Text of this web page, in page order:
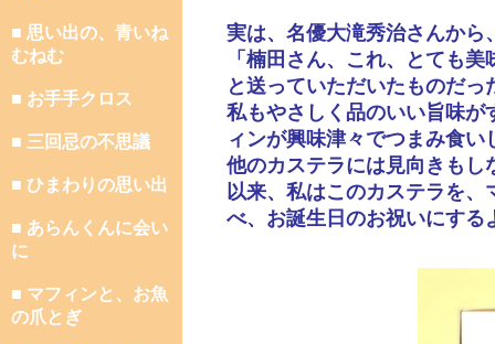
■ 思い出の、青いね
むねむ
■ お手手クロス
■ 三回忌の不思議
■ ひまわりの思い出
■ あらんくんに会い
に
■ マフィンと、お魚
の爪とぎ
実は、名優大滝秀治さんから
「楠田さん、これ、とても
と送っていただいたものだっ
私もやさしく品のいい旨味が
ィンが興味津々でつまみ食い
他のカステラには見向きもし
以来、私はこのカステラを
べ、お誕生日のお祝いにする